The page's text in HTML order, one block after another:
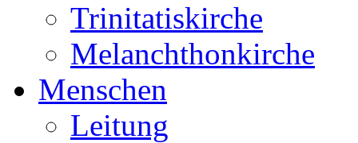
Trinitatiskirche
Melanchthonkirche
Menschen
Leitung